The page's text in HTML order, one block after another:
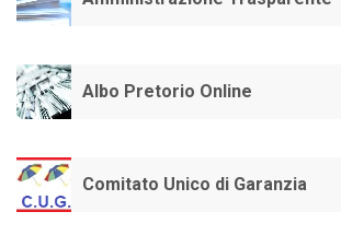
Albo Pretorio Online
Comitato Unico di Garanzia